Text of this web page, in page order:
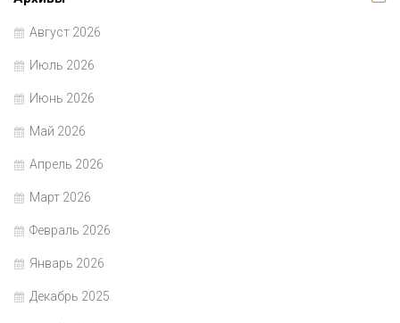
Август 2026
Июль 2026
Июнь 2026
Май 2026
Апрель 2026
Март 2026
Февраль 2026
Январь 2026
Декабрь 2025